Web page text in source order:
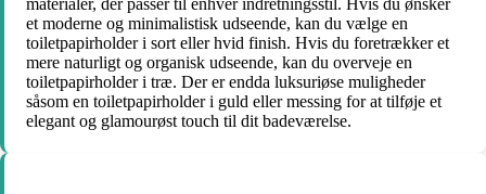
materialer, der passer til enhver indretningsstil. Hvis du ønsker
et moderne og minimalistisk udseende, kan du vælge en
toiletpapirholder i sort eller hvid finish. Hvis du foretrækker et
mere naturligt og organisk udseende, kan du overveje en
toiletpapirholder i træ. Der er endda luksuriøse muligheder
såsom en toiletpapirholder i guld eller messing for at tilføje et
elegant og glamourøst touch til dit badeværelse.